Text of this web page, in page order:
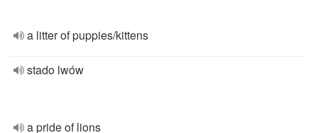
a litter of puppies/kittens
stado lwów
a pride of lions